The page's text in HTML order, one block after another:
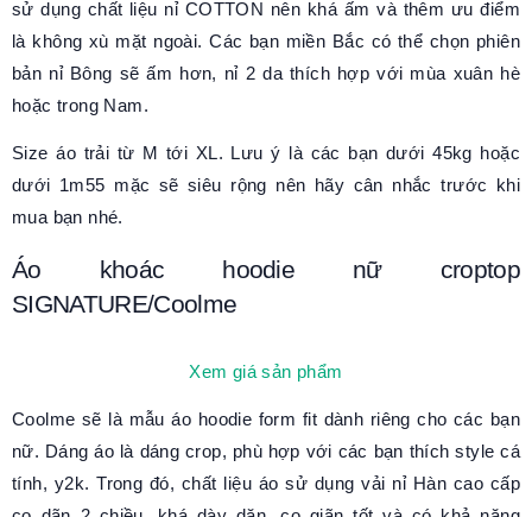
sử dụng chất liệu nỉ COTTON nên khá ấm và thêm ưu điểm
là không xù mặt ngoài. Các bạn miền Bắc có thể chọn phiên
bản nỉ Bông sẽ ấm hơn, nỉ 2 da thích hợp với mùa xuân hè
hoặc trong Nam.
Size áo trải từ M tới XL. Lưu ý là các bạn dưới 45kg hoặc
dưới 1m55 mặc sẽ siêu rộng nên hãy cân nhắc trước khi
mua bạn nhé.
Áo khoác hoodie nữ croptop
SIGNATURE/Coolme
Xem giá sản phẩm
Coolme sẽ là mẫu áo hoodie form fit dành riêng cho các bạn
nữ. Dáng áo là dáng crop, phù hợp với các bạn thích style cá
tính, y2k. Trong đó, chất liệu áo sử dụng vải nỉ Hàn cao cấp